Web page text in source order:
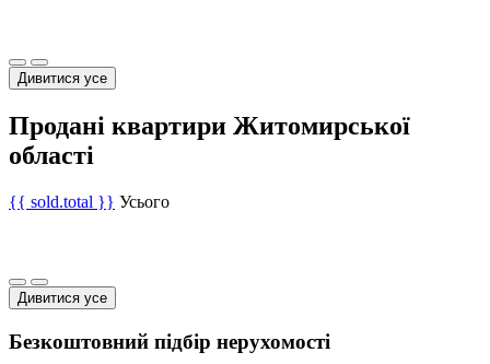
Дивитися усе
Продані квартири Житомирської
області
{{ sold.total }} Усього
Дивитися усе
Безкоштовний підбір нерухомості